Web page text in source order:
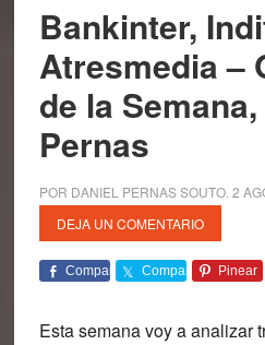
Bankinter,
Atresmedia –
de la
Pernas
POR DANIEL PERNAS SOUTO. 2
DEJA UN COMENTARIO
Comparte Comparte Pinear
Esta semana voy a analizar